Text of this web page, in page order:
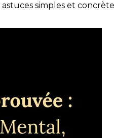
simples et